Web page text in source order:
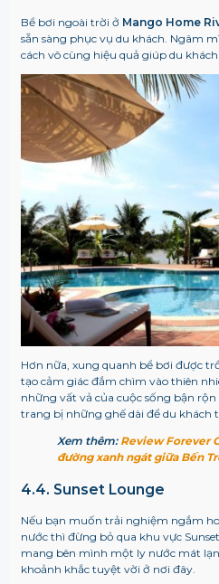
Bể bơi ngoài trời ở Mango Home
sẵn sàng phục vụ du khách. Ngâm
cách vô cùng hiệu quả giúp du
Hơn nữa, xung quanh bể bơi được
tạo cảm giác đắm chìm vào thiên
những vất vả của cuộc sống bận
trang bị những ghế dài để du khách
Xem thêm: Review Forever
đường xanh ngát giữa Bến
4.4. Sunset Lounge
Nếu bạn muốn trải nghiệm ngắm
nước thì đừng bỏ qua khu vực
mang bên mình một ly nước mát
khoảnh khắc tuyệt vời ở nơi đây.